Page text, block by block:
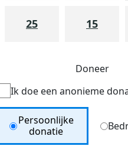
Opgesloten!....
Geeft u ook?
25 15
Doneer
Ik doe een anonieme
Donation Type
Persoonlijke
donatie